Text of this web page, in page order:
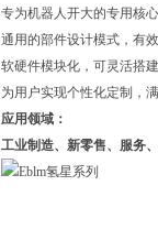
专为机器人开大的专用核
通用的部件设计模式，有
软硬件模块化，可灵活搭
为用户实现个性化定制，
应用领域：
工业制造、新零售、服务